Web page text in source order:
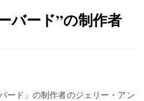
バード”の制作者
ード」の制作者のジェリー・アン
稿